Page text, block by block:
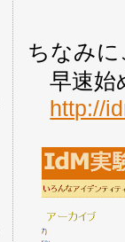
ちなみ
早速始
http://